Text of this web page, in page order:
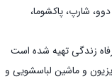
شارپ، پاکشوما،
زندگی تهیه شده است
و ماشین لباسشویی و